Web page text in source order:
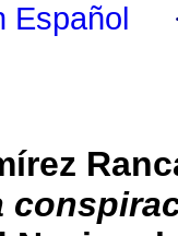
Español